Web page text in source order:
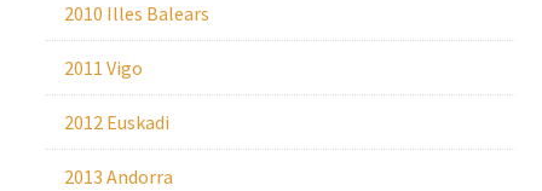
2010 Illes Balears
2011 Vigo
2012 Euskadi
2013 Andorra